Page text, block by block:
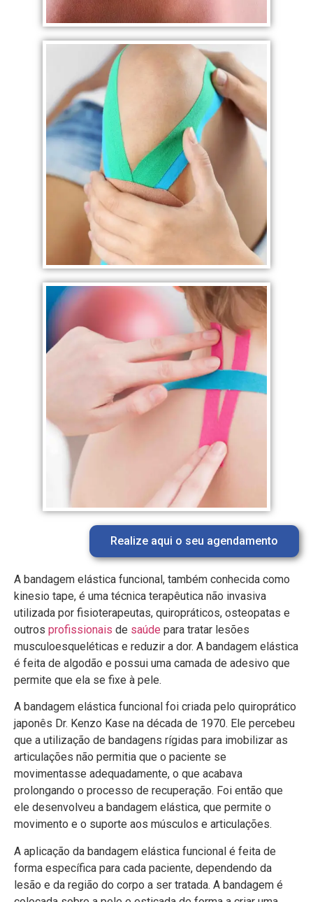
Realize aqui o seu agendamento
A bandagem elástica funcional, também conhecida como
kinesio tape, é uma técnica terapêutica não invasiva
utilizada por fisioterapeutas, quiropráticos, osteopatas e
outros profissionais de saúde para tratar lesões
musculoesqueléticas e reduzir a dor. A bandagem elástica
é feita de algodão e possui uma camada de adesivo que
permite que ela se fixe à pele.
A bandagem elástica funcional foi criada pelo quiroprático
japonês Dr. Kenzo Kase na década de 1970. Ele percebeu
que a utilização de bandagens rígidas para imobilizar as
articulações não permitia que o paciente se
movimentasse adequadamente, o que acabava
prolongando o processo de recuperação. Foi então que
ele desenvolveu a bandagem elástica, que permite o
movimento e o suporte aos músculos e articulações.
A aplicação da bandagem elástica funcional é feita de
forma específica para cada paciente, dependendo da
lesão e da região do corpo a ser tratada. A bandagem é